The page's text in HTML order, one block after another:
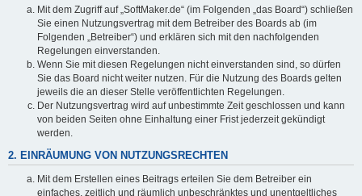
Mit dem Zugriff auf „SoftMaker.de“ (im Folgenden „das Board“) schließen
Sie einen Nutzungsvertrag mit dem Betreiber des Boards ab (im
Folgenden „Betreiber“) und erklären sich mit den nachfolgenden
Regelungen einverstanden.
Wenn Sie mit diesen Regelungen nicht einverstanden sind, so dürfen
Sie das Board nicht weiter nutzen. Für die Nutzung des Boards gelten
jeweils die an dieser Stelle veröffentlichten Regelungen.
Der Nutzungsvertrag wird auf unbestimmte Zeit geschlossen und kann
von beiden Seiten ohne Einhaltung einer Frist jederzeit gekündigt
werden.
2. EINRÄUMUNG VON NUTZUNGSRECHTEN
Mit dem Erstellen eines Beitrags erteilen Sie dem Betreiber ein
einfaches, zeitlich und räumlich unbeschränktes und unentgeltliches